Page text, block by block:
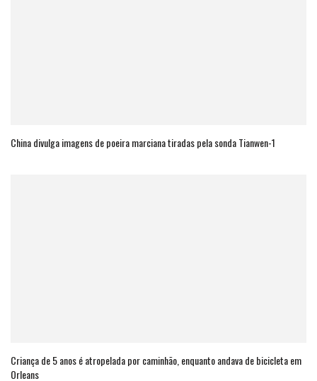
China divulga imagens de poeira marciana tiradas pela sonda Tianwen-1
Criança de 5 anos é atropelada por caminhão, enquanto andava de bicicleta em
Orleans